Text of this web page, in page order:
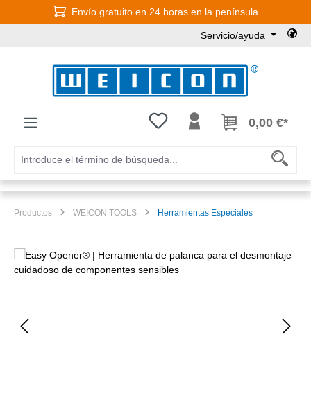
Saltar al contenido principalEnvío gratuito en 24 horas en la península
Servicio/ayuda
Tienes 0 artículos en tu lista de
0,00 €*
Productos WEICON TOOLS Herramientas Especiales
Omitir galería de imágenes